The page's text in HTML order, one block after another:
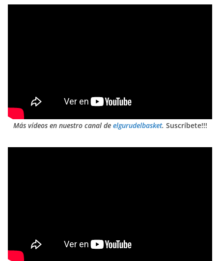
Más vídeos en nuestro canal de elgurudelbasket. Suscríbete!!!